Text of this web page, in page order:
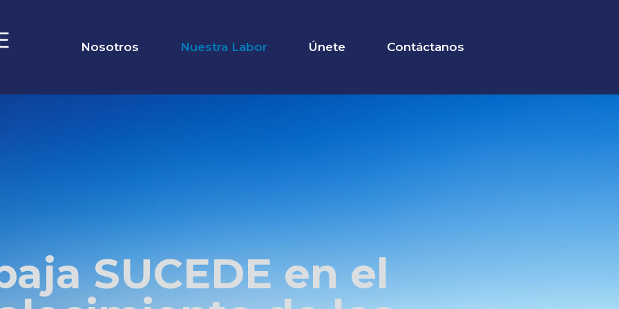
Nosotros Nuestra Labor Únete Contáctanos
SUCEDE en el